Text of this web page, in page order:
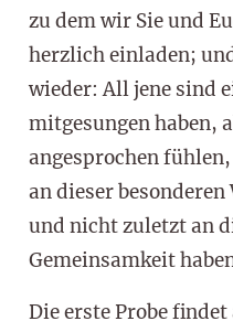
zu dem wir Sie und
herzlich einladen;
wieder: All jene sind
mitgesungen haben,
angesprochen
an dieser
und nicht zuletzt an
Gemeinsamkeit
Die erste Probe